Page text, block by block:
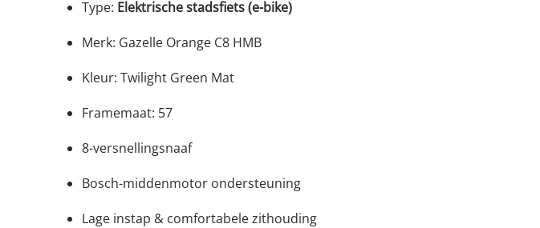
Type: Elektrische stadsfiets (e-bike)
Merk: Gazelle Orange C8 HMB
Kleur: Twilight Green Mat
Framemaat: 57
8-versnellingsnaaf
Bosch-middenmotor ondersteuning
Lage instap & comfortabele zithouding